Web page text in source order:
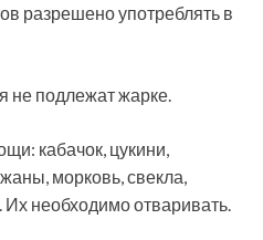
разрешено употреблять в
не подлежат жарке.
кабачок, цукини,
морковь, свекла,
необходимо отваривать.